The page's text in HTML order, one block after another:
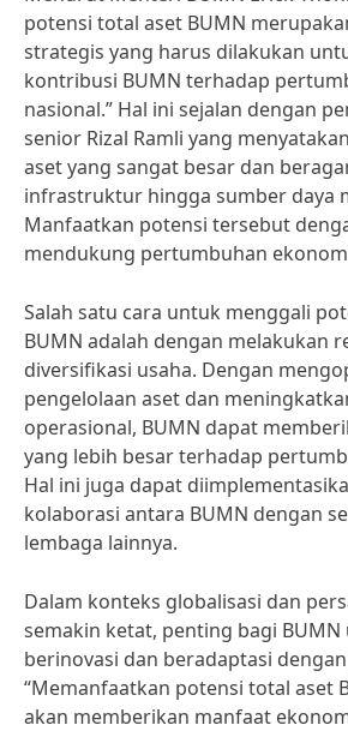
potensi total aset BUMN
strategis yang harus dilakukan
kontribusi BUMN terhadap
nasional.” Hal ini sejalan dengan
senior Rizal Ramli yang
aset yang sangat besar dan
infrastruktur hingga sumber daya
Manfaatkan potensi tersebut
mendukung pertumbuhan
Salah satu cara untuk menggali
BUMN adalah dengan melakukan
diversifikasi usaha. Dengan
pengelolaan aset dan
operasional, BUMN dapat
yang lebih besar terhadap
Hal ini juga dapat
kolaborasi antara BUMN dengan
lembaga lainnya.
Dalam konteks globalisasi dan
semakin ketat, penting bagi
berinovasi dan beradaptasi
“Memanfaatkan potensi total aset
akan memberikan manfaat